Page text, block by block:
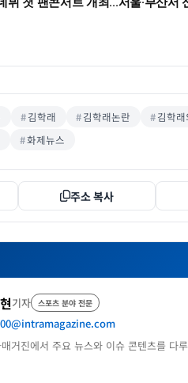
김학래 김학래논란 김학
화제뉴스
주소 복사
기자 스포츠 분야 전문
거진에서 주요 뉴스와 이슈 콘텐츠를 다